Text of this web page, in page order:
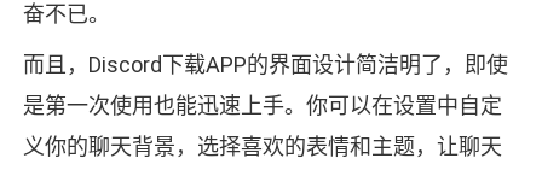
奋不已。
而且，Discord下载APP的界面设计简洁明了，即使
是第一次使用也能迅速上手。你可以在设置中自定
义你的聊天背景，选择喜欢的表情和主题，让聊天